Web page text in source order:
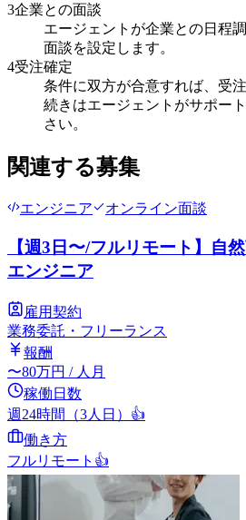
3企業との面談
エージェントが企業との日程
面談を設定します。
4受注確定
条件に双方が合意すれば、受
続きはエージェントがサポー
さい。
関連する募集
エンジニア オンライン面談
【週3日〜/フルリモート】自
エンジニア
雇用契約
業務委託・フリーランス
報酬
〜80万円 / 人月
稼働日数
週24時間（3人日） 👍
働き方
フルリモート 👍